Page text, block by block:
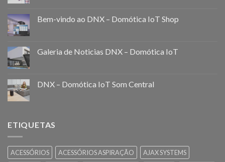
Bem-vindo ao DNX – Domótica IoT Shop
Galeria de Noticias DNX – Domótica IoT
DNX – Domótica IoT Som Central
ETIQUETAS
ACESSÓRIOS ACESSÓRIOS ASPIRAÇÃO
AJAX SYSTEMS